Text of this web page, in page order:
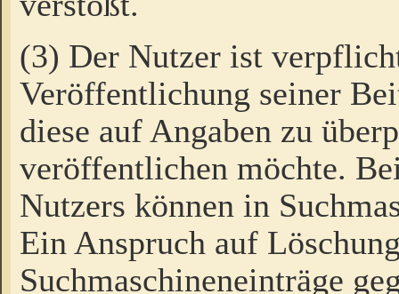
(3) Der Nutzer ist
Veröffentlichung seiner
diese auf Angaben zu
veröffentlichen möchte.
Nutzers können in
Ein Anspruch auf
Suchmaschineneinträge